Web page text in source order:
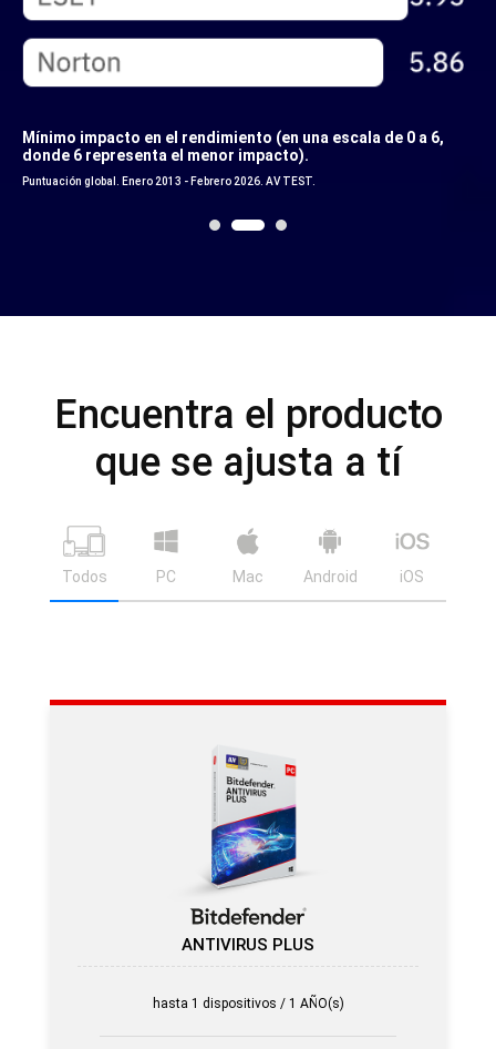
Mínimo impacto en el rendimiento (en una escala de 0 a 6,
donde 6 representa el menor impacto).
Puntuación global. Enero 2013 - Febrero 2026. AV TEST.
Encuentra el producto
que se ajusta a tí
Todos PC Mac Android iOS
ANTIVIRUS PLUS
hasta 1 dispositivos / 1 AÑO(s)